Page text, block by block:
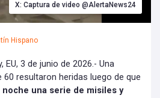
X: Captura de video @AlertaNews24
Hispano
EU, 3 de junio de 2026.- Una
resultaron heridas luego de que
noche una serie de misiles y